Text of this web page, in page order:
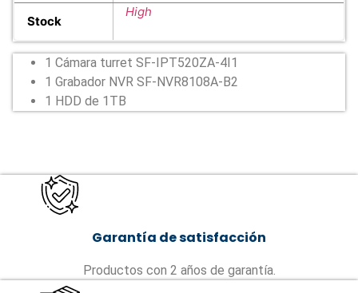
Stock
High
1 Cámara turret SF-IPT520ZA-4I1
1 Grabador NVR SF-NVR8108A-B2
1 HDD de 1TB
Garantía de satisfacción
Productos con 2 años de garantía.